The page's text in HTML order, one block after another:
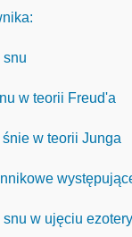
snu
w teorii Freud'a
w teorii Junga
snu w ujęciu